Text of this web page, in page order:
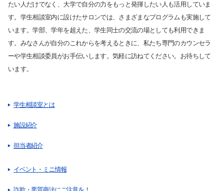
学部入試情報
オープンキャンパス
各種証明書の発行
たい人だけでなく、大学で自分の力をもっと発揮したい人も活用していま
す。学生相談室内に設けたサロンでは、さまざまなプログラムも実施して
います。学部、学年を超えた、学生同士の交流の場としても利用できま
す。みなさんが自分のこれからを考えるときに、私たち専門のカウンセラ
ーや学生相談委員がお手伝いします。気軽に訪ねてください。お待ちして
います。
学生相談室とは
施設紹介
担当者紹介
イベント・ミニ情報